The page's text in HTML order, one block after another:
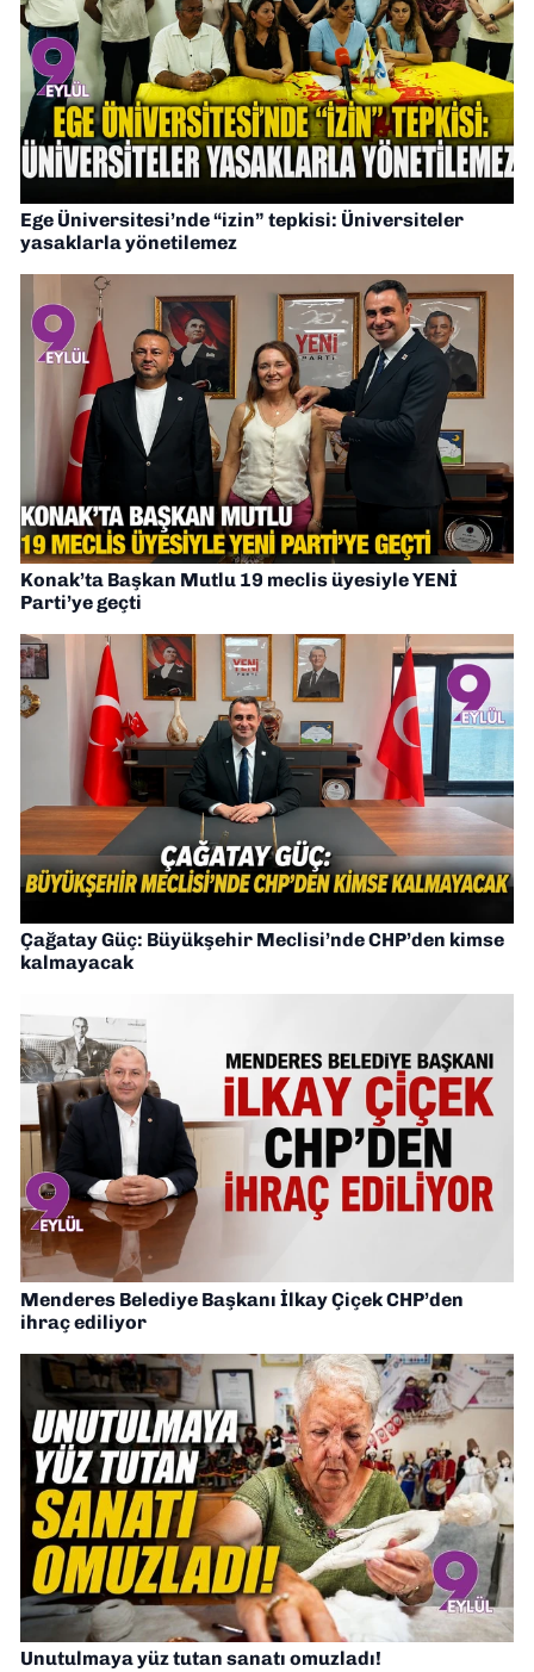
Ege Üniversitesi’nde “izin” tepkisi: Üniversiteler
yasaklarla yönetilemez
Konak’ta Başkan Mutlu 19 meclis üyesiyle YENİ
Parti’ye geçti
Çağatay Güç: Büyükşehir Meclisi’nde CHP’den kimse
kalmayacak
Menderes Belediye Başkanı İlkay Çiçek CHP’den
ihraç ediliyor
Unutulmaya yüz tutan sanatı omuzladı!